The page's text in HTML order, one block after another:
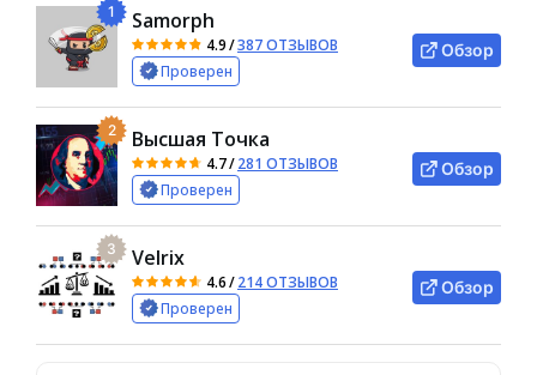
1 Samorph
4.9/387 ОТЗЫВОВ
Проверен
Обзор
2 Высшая Точка
4.7/281 ОТЗЫВОВ
Проверен
Обзор
3 Velrix
4.6/214 ОТЗЫВОВ
Проверен
Обзор